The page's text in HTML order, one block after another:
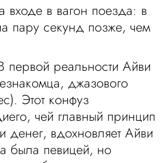
входе в вагон поезда: в
пару секунд позже, чем
первой реальности Айви
джазового
Этот конфуз
чей главный принцип
вдохновляет Айви
была певицей, но